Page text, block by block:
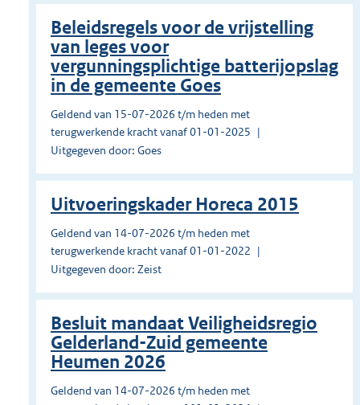
Beleidsregels voor de vrijstelling
van leges voor
vergunningsplichtige batterijopslag
in de gemeente Goes
Geldend van 15-07-2026 t/m heden met
terugwerkende kracht vanaf 01-01-2025
Uitgegeven door: Goes
Uitvoeringskader Horeca 2015
Geldend van 14-07-2026 t/m heden met
terugwerkende kracht vanaf 01-01-2022
Uitgegeven door: Zeist
Besluit mandaat Veiligheidsregio
Gelderland-Zuid gemeente
Heumen 2026
Geldend van 14-07-2026 t/m heden met